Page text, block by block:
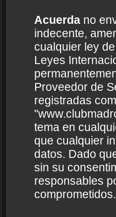
Acuerdano
indecente,
cualquier ley
Leyes
Proveedor de
registradas
tema en
que cualquier
datos. Dado
sin su
responsables
comprometidos.